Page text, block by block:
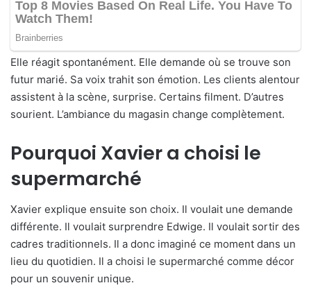
Elle réagit spontanément. Elle demande où se trouve son
futur marié. Sa voix trahit son émotion. Les clients alentour
assistent à la scène, surprise. Certains filment. D’autres
sourient. L’ambiance du magasin change complètement.
Pourquoi Xavier a choisi le
supermarché
Xavier explique ensuite son choix. Il voulait une demande
différente. Il voulait surprendre Edwige. Il voulait sortir des
cadres traditionnels. Il a donc imaginé ce moment dans un
lieu du quotidien. Il a choisi le supermarché comme décor
pour un souvenir unique.